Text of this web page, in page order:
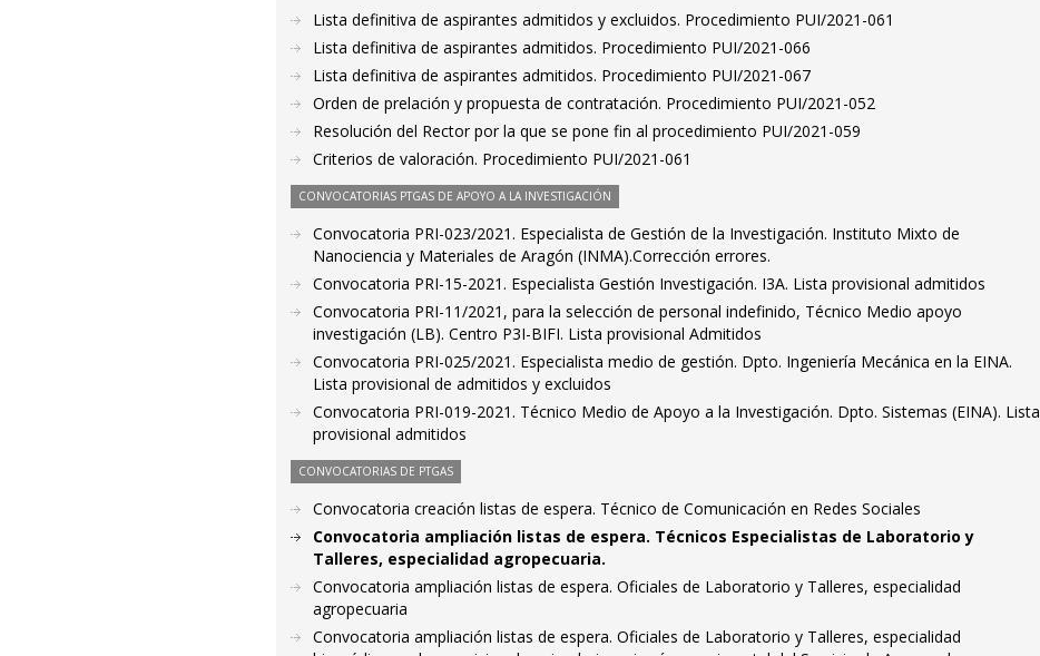
Lista definitiva de aspirantes admitidos y excluidos. Procedimiento PUI/2021-061
Lista definitiva de aspirantes admitidos. Procedimiento PUI/2021-066
Lista definitiva de aspirantes admitidos. Procedimiento PUI/2021-067
Orden de prelación y propuesta de contratación. Procedimiento PUI/2021-052
Resolución del Rector por la que se pone fin al procedimiento PUI/2021-059
Criterios de valoración. Procedimiento PUI/2021-061
CONVOCATORIAS PTGAS DE APOYO A LA INVESTIGACIÓN
Convocatoria PRI-023/2021. Especialista de Gestión de la Investigación. Instituto Mixto de
Nanociencia y Materiales de Aragón (INMA).Corrección errores.
Convocatoria PRI-15-2021. Especialista Gestión Investigación. I3A. Lista provisional admitidos
Convocatoria PRI-11/2021, para la selección de personal indefinido, Técnico Medio apoyo
investigación (LB). Centro P3I-BIFI. Lista provisional Admitidos
Convocatoria PRI-025/2021. Especialista medio de gestión. Dpto. Ingeniería Mecánica en la EINA.
Lista provisional de admitidos y excluidos
Convocatoria PRI-019-2021. Técnico Medio de Apoyo a la Investigación. Dpto. Sistemas (EINA). Lista
provisional admitidos
CONVOCATORIAS DE PTGAS
Convocatoria creación listas de espera. Técnico de Comunicación en Redes Sociales
Convocatoria ampliación listas de espera. Técnicos Especialistas de Laboratorio y
Talleres, especialidad agropecuaria.
Convocatoria ampliación listas de espera. Oficiales de Laboratorio y Talleres, especialidad
agropecuaria
Convocatoria ampliación listas de espera. Oficiales de Laboratorio y Talleres, especialidad